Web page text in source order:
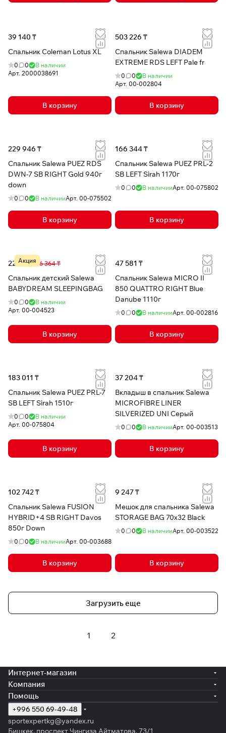
39 140 ₸
Спальник Coleman Lotus XL
0 0
В наличии
Арт. 2000038691
В корзину
503 226 ₸
Спальник Salewa DIADEM
EXTREME RDS LEFT Pale fr
0 0
В наличии
Арт. 00-002804
В корзину
229 946 ₸
Спальник Salewa PUEZ RDS
DWN-7 SB RIGHT Gold 940г
down
0 0 В наличииАрт. 00-075502
В корзину
166 344 ₸
Спальник Salewa PUEZ PRL-2
SB LEFT Sirah 1170г
0 0 В наличииАрт. 00-075802
В корзину
Акция
22 914 ₸ 36 364 ₸
Спальник детский Salewa
BABYDREAM SLEEPINGBAG
0 0
В наличии
Арт. 00-004523
В корзину
47 581 ₸
Спальник Salewa MICRO II
850 QUATTRO RIGHT Blue
Danube 1110г
0 0 В наличииАрт. 00-002816
В корзину
183 011 ₸
Спальник Salewa PUEZ PRL-7
SB LEFT Sirah 1510г
0 0
В наличии
Арт. 00-075804
В корзину
37 204 ₸
Вкладыш в спальник Salewa
MICROFIBRE LINER
SILVERIZED UNI Серый
0 0 В наличииАрт. 00-003513
В корзину
102 742 ₸
Спальник Salewa FUSION
HYBRID+4 SB RIGHT Davos
850г Down
0 0 В наличииАрт. 00-003688
В корзину
9 247 ₸
Мешок для спальника Salewa
STORAGE BAG 70х32 Black
0 0 В наличииАрт. 00-003522
В корзину
Загрузить еще
1 2
Интернет-магазин
Компания
Помощь
+996 550 69-49-48
sportexpertkg@yandex.ru
Бишкек, проспект Чингиза Айтматова, 73/1